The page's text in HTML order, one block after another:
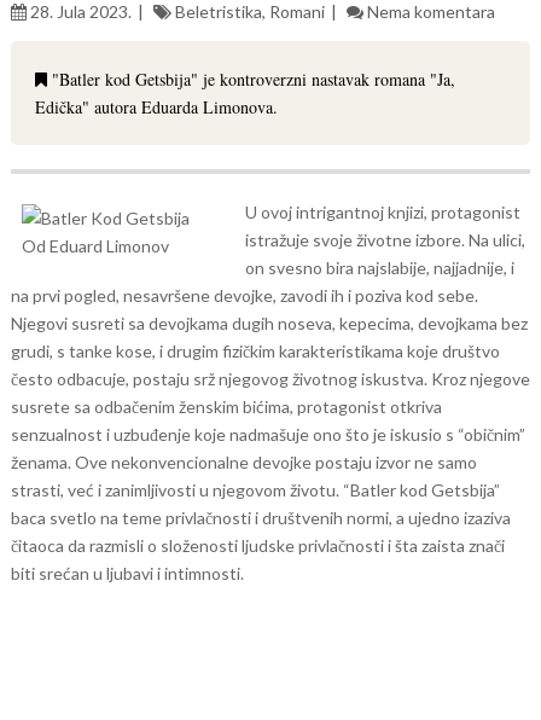
28. Jula 2023.
Beletristika, Romani Nema komentara
"Batler kod Getsbija" je kontroverzni nastavak romana "Ja,
Edička" autora Eduarda Limonova.
U ovoj intrigantnoj knjizi, protagonist
istražuje svoje životne izbore. Na ulici,
on svesno bira najslabije, najjadnije, i
na prvi pogled, nesavršene devojke, zavodi ih i poziva kod sebe.
Njegovi susreti sa devojkama dugih noseva, kepecima, devojkama bez
grudi, s tanke kose, i drugim fizičkim karakteristikama koje društvo
često odbacuje, postaju srž njegovog životnog iskustva. Kroz njegove
susrete sa odbačenim ženskim bićima, protagonist otkriva
senzualnost i uzbuđenje koje nadmašuje ono što je iskusio s “običnim”
ženama. Ove nekonvencionalne devojke postaju izvor ne samo
strasti, već i zanimljivosti u njegovom životu. “Batler kod Getsbija”
baca svetlo na teme privlačnosti i društvenih normi, a ujedno izaziva
čitaoca da razmisli o složenosti ljudske privlačnosti i šta zaista znači
biti srećan u ljubavi i intimnosti.